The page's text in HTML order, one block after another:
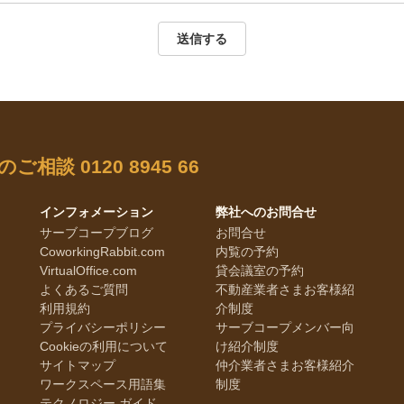
送信する
ご相談 0120 8945 66
インフォメーション
サーブコープブログ
CoworkingRabbit.com
VirtualOffice.com
よくあるご質問
利用規約
プライバシーポリシー
Cookieの利用について
サイトマップ
ワークスペース用語集
弊社へのお問合せ
お問合せ
内覧の予約
貸会議室の予約
不動産業者さまお客様紹
介制度
サーブコープメンバー向
け紹介制度
仲介業者さまお客様紹介
制度